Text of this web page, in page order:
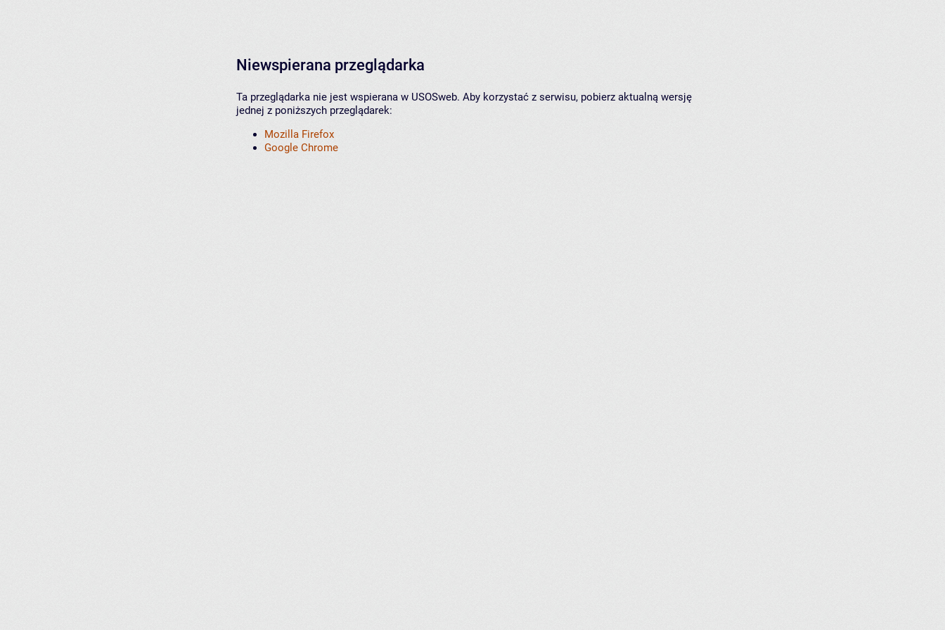
Niewspierana przeglądarka
Ta przeglądarka nie jest wspierana w USOSweb. Aby korzystać z serwisu, pobierz aktualną wersję
jednej z poniższych przeglądarek:
Mozilla Firefox
Google Chrome